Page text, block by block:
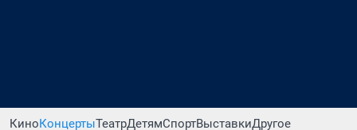
КиноКонцертыТеатрДетямСпортВыставкиДругое